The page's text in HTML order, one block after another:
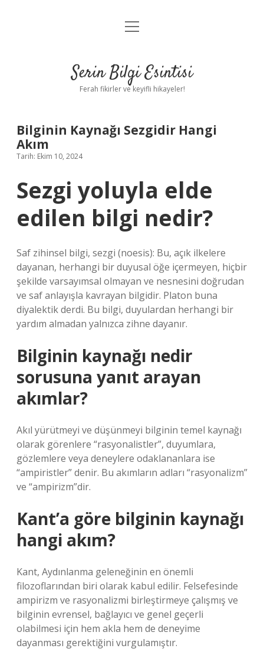
Anasayfa
Yasal Uyarı
menüyü
Serin Bilgi Esintisi
Ferah fikirler ve keyifli hikayeler!
Bilginin Kaynağı Sezgidir Hangi
Akım
Tarih: Ekim 10, 2024
Sezgi yoluyla elde
edilen bilgi nedir?
Saf zihinsel bilgi, sezgi (noesis): Bu, açık ilkelere
dayanan, herhangi bir duyusal öğe içermeyen, hiçbir
şekilde varsayımsal olmayan ve nesnesini doğrudan
ve saf anlayışla kavrayan bilgidir. Platon buna
diyalektik derdi. Bu bilgi, duyulardan herhangi bir
yardım almadan yalnızca zihne dayanır.
Bilginin kaynağı nedir
sorusuna yanıt arayan
akımlar?
Akıl yürütmeyi ve düşünmeyi bilginin temel kaynağı
olarak görenlere “rasyonalistler”, duyumlara,
gözlemlere veya deneylere odaklananlara ise
“ampiristler” denir. Bu akımların adları “rasyonalizm”
ve “ampirizm”dir.
Kant’a göre bilginin kaynağı
hangi akım?
Kant, Aydınlanma geleneğinin en önemli
filozoflarından biri olarak kabul edilir. Felsefesinde
ampirizm ve rasyonalizmi birleştirmeye çalışmış ve
bilginin evrensel, bağlayıcı ve genel geçerli
olabilmesi için hem akla hem de deneyime
dayanması gerektiğini vurgulamıştır.